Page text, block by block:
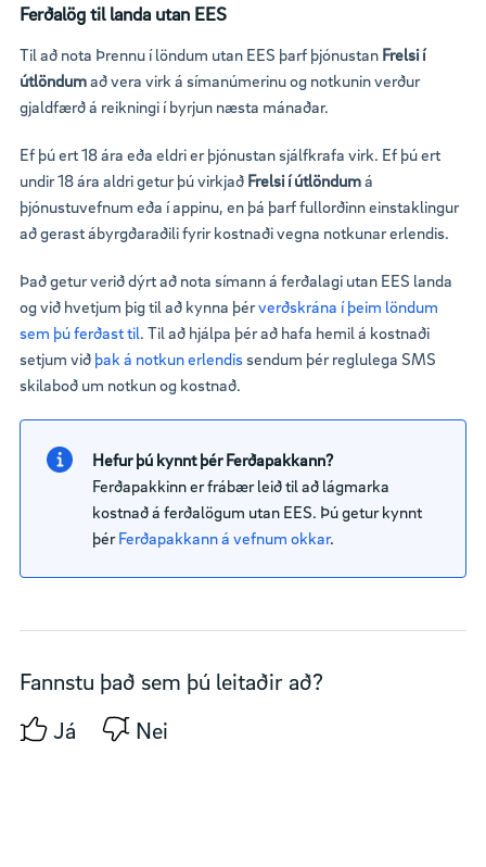
Ferðalög til landa utan EES
Til að nota Þrennu í löndum utan EES þarf þjónustan Frelsi í
útlöndumað vera virk á símanúmerinu og notkunin verður
gjaldfærð á reikningi í byrjun næsta mánaðar.
Ef þú ert 18 ára eða eldri er þjónustan sjálfkrafa virk. Ef þú ert
undir 18 ára aldri getur þú virkjað Frelsi í útlöndumá
þjónustuvefnum eða í appinu, en þá þarf fullorðinn einstaklingur
að gerast ábyrgðaraðili fyrir kostnaði vegna notkunar erlendis.
Það getur verið dýrt að nota símann á ferðalagi utan EES landa
og við hvetjum þig til að kynna þérverðskrána í þeim löndum
sem þú ferðast til. Til að hjálpa þér að hafa hemil á kostnaði
setjum við þak á notkun erlendissendum þér reglulega SMS
skilaboð um notkun og kostnað.
Hefur þú kynnt þér Ferðapakkann?
Ferðapakkinn er frábær leið til að lágmarka
kostnað á ferðalögum utan EES. Þú getur kynnt
þérFerðapakkann á vefnum okkar.
Fannstu það sem þú leitaðir að?
Já
Nei